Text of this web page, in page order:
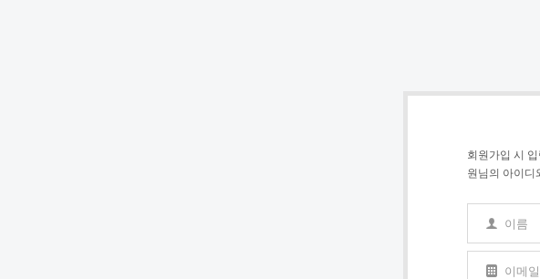
회원가입 시 입
원님의 아이디
이름
이메일